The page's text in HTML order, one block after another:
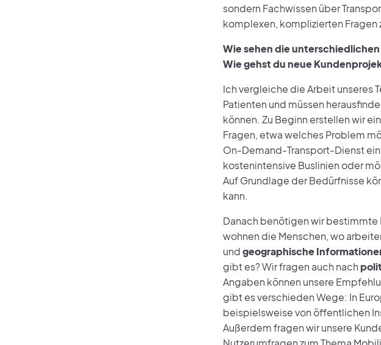
sondern Fachwissen über
komplexen, komplizierten Fragen
Wie sehen die
Wie gehst du neue
Ich vergleiche die Arbeit unseres
Patienten und müssen
können. Zu Beginn erstellen wir
Fragen, etwa welches Problem
On-Demand-Transport-Dienst
kostenintensive Buslinien oder
Auf Grundlage der Bedürfnisse
kann.
Danach benötigen wir bestimmte
wohnen die Menschen, wo
undgeographische
gibt es? Wir fragen auch nach
Angaben können unsere
gibt es verschieden Wege: In
beispielsweise von öffentlichen
Außerdem fragen wir unsere